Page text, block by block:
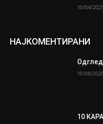
10/04/
НАЈКОМЕНТИРАНИ
10/08/
10